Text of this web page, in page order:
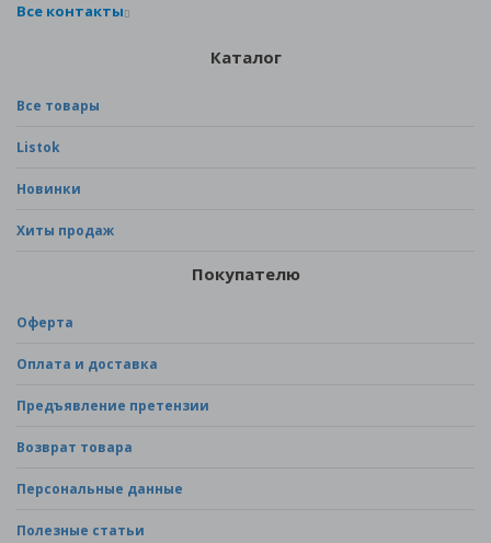
Все контакты
Каталог
Все товары
Listok
Новинки
Хиты продаж
Покупателю
Оферта
Оплата и доставка
Предъявление претензии
Возврат товара
Персональные данные
Полезные статьи